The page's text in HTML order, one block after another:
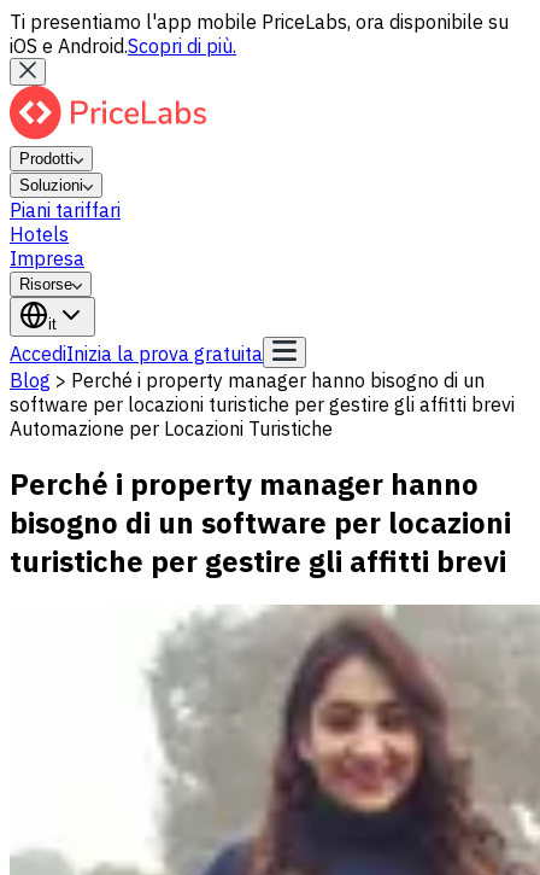
Ti presentiamo l'app mobile PriceLabs, ora disponibile su
iOS e Android.Scopri di più.
Prodotti
Soluzioni
Piani tariffari
Hotels
Impresa
Risorse
it
AccediInizia la prova gratuita
Blog > Perché i property manager hanno bisogno di un
software per locazioni turistiche per gestire gli affitti brevi
Automazione per Locazioni Turistiche
Perché i property manager hanno
bisogno di un software per locazioni
turistiche per gestire gli affitti brevi